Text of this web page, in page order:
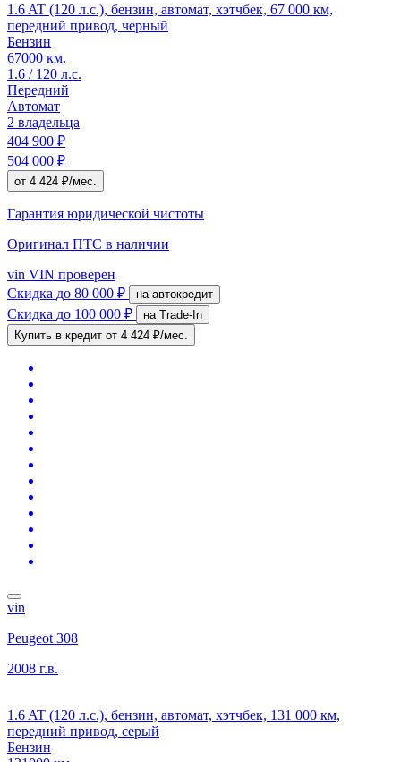
1.6 AT (120 л.с.), бензин, автомат, хэтчбек, 67 000 км,
передний привод, черный
Бензин
67000 км.
1.6 / 120 л.с.
Передний
Автомат
2 владельца
404 900 ₽
504 000 ₽
от 4 424 ₽/мес.
Гарантия юридической чистоты
Оригинал ПТС в наличии
vin VIN проверен
Скидка до 80 000 ₽ на автокредит
Скидка до 100 000 ₽
на Trade-In
Купить в кредит от 4 424 ₽/мес.
vin
Peugeot 308
2008 г.в.
1.6 AT (120 л.с.), бензин, автомат, хэтчбек, 131 000 км,
передний привод, серый
Бензин